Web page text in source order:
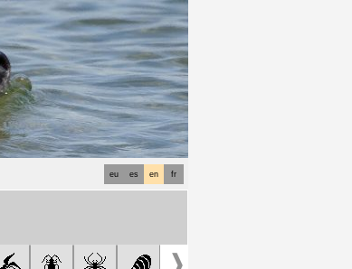
fr
en
es
eu